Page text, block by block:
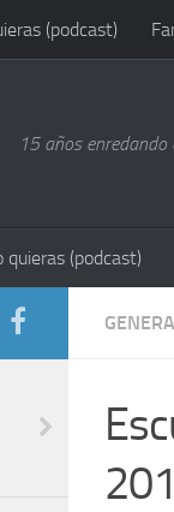
(podcast)
15 años
(podcast)